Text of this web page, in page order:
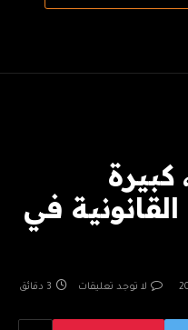
كبيرة
في
لا توجد تعليقات 3 دقائق